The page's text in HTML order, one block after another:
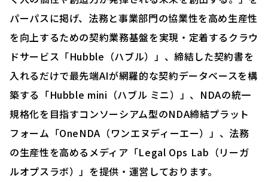
パーパスに掲げ、法務と事業部門の協業性を高め生産性
を向上するための契約業務基盤を実現・定着するクラウ
ドサービス「Hubble（ハブル）」、締結した契約書を
入れるだけで最先端AIが網羅的な契約データベースを構
築する「Hubble mini（ハブル ミニ）」、NDAの統一
規格化を目指すコンソーシアム型のNDA締結プラット
フォーム「OneNDA（ワンエヌディーエー）」、法務
の生産性を高めるメディア「Legal Ops Lab（リーガ
ルオプスラボ）」を提供・運営しております。